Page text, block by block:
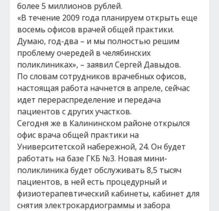
более 5 миллионов рублей.
«В течение 2009 года планируем открыть еще
восемь офисов врачей общей практики.
Думаю, год-два – и мы полностью решим
проблему очередей в челябинских
поликлиниках», – заявил Сергей Давыдов.
По словам сотрудников врачебных офисов,
настоящая работа начнется в апреле, сейчас
идет перераспределение и передача
пациентов с других участков.
Сегодня же в Калининском районе открылся
офис врача общей практики на
Университетской набережной, 24. Он будет
работать на базе ГКБ №3. Новая мини-
поликлиника будет обслуживать 8,5 тысяч
пациентов, в ней есть процедурный и
физиотерапевтический кабинеты, кабинет для
снятия электрокардиограммы и забора